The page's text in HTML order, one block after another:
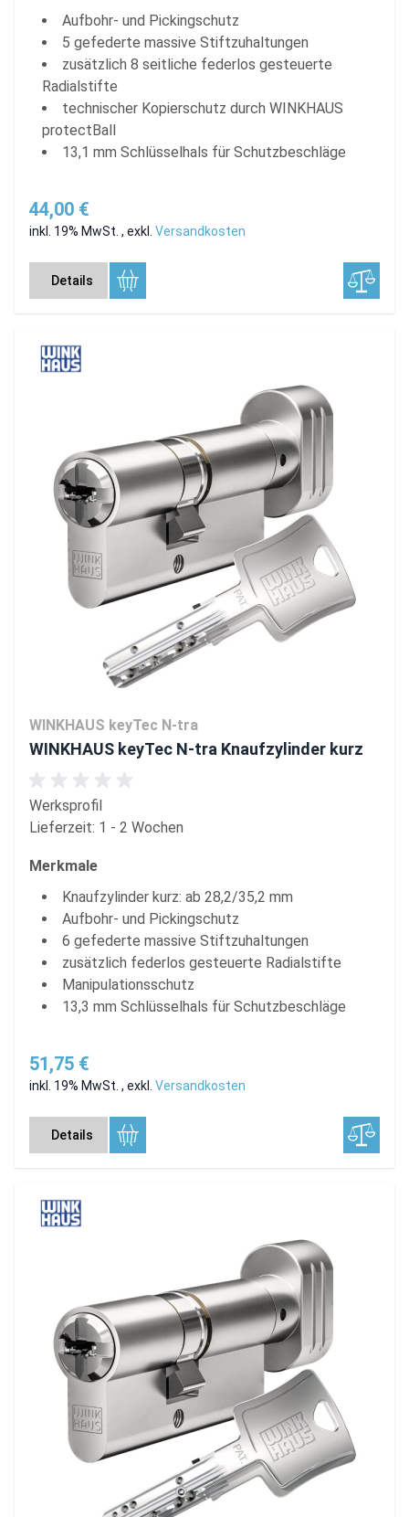
Aufbohr- und Pickingschutz
5 gefederte massive Stiftzuhaltungen
zusätzlich 8 seitliche federlos gesteuerte
Radialstifte
technischer Kopierschutz durch WINKHAUS
protectBall
13,1 mm Schlüsselhals für Schutzbeschläge
44,00 €
inkl. 19% MwSt. , exkl. Versandkosten
Details
WINKHAUS keyTec N-tra
WINKHAUS keyTec N-tra Knaufzylinder kurz
Werksprofil
Lieferzeit: 1 - 2 Wochen
Merkmale
Knaufzylinder kurz: ab 28,2/35,2 mm
Aufbohr- und Pickingschutz
6 gefederte massive Stiftzuhaltungen
zusätzlich federlos gesteuerte Radialstifte
Manipulationsschutz
13,3 mm Schlüsselhals für Schutzbeschläge
51,75 €
inkl. 19% MwSt. , exkl. Versandkosten
Details